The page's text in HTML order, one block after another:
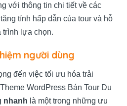
với thông tin chi tiết về các
tính hấp dẫn của tour và hỗ
trình lựa chọn.
người dùng
đến việc tối ưu hóa trải
WordPress Bán Tour Du
nhanh là một trong những ưu